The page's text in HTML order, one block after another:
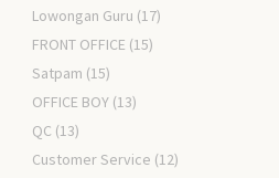
Lowongan Guru (17)
FRONT OFFICE (15)
Satpam (15)
OFFICE BOY (13)
QC (13)
Customer Service (12)